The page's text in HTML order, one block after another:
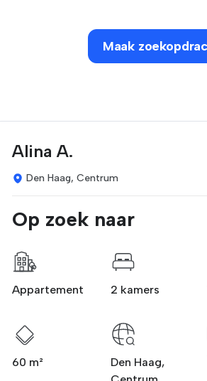
Maak
Alina A.
Den Haag, Centrum
Op zoek naar
Appartement 2 kamers
60 m²
Den Haag,